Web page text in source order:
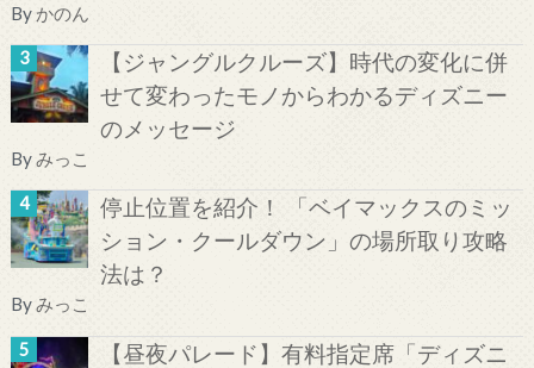
By かのん
【ジャングルクルーズ】時代の変化に併
せて変わったモノからわかるディズニー
のメッセージ
Byみっこ
停止位置を紹介！ 「ベイマックスのミッ
ション・クールダウン」の場所取り攻略
法は？
Byみっこ
【昼夜パレード】有料指定席「ディズニ